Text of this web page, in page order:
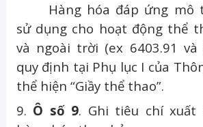
Hàng hóa đáp ứng mô
sử dụng cho hoạt động thể
và ngoài trời (ex 6403.91 và
quy định tại Phụ lục I của
thể hiện “Giầy thể thao”.
9. Ô số 9. Ghi tiêu chí xuất